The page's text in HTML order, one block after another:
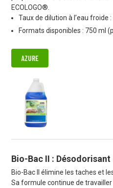
ECOLOGO®.
Taux de dilution à l’eau froide :
Formats disponibles : 750 ml
AZURE
Bio-Bac II : Désodorisant
Bio-Bac II élimine les taches et
Sa formule continue de